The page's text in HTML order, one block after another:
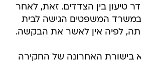
טיעון בין הצדדים. זאת, לאחר
המשפטים הגישה לבית
לפיה אין לאשר את הבקשה.
בישורת האחרונה של החקירה